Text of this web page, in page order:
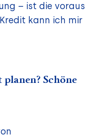
– ist die voraus
kann ich mir
Schöne